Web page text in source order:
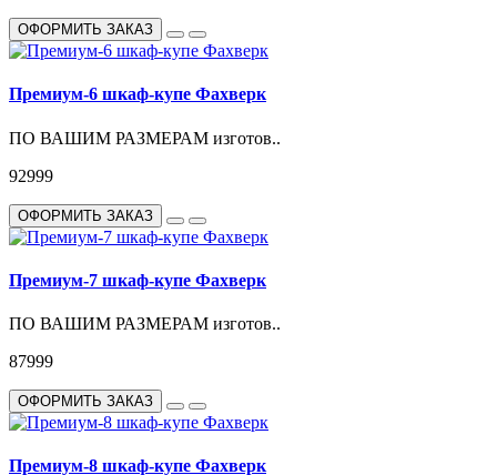
ОФОРМИТЬ ЗАКАЗ
Премиум-6 шкаф-купе Фахверк
ПО ВАШИМ РАЗМЕРАМ изготов..
92999
ОФОРМИТЬ ЗАКАЗ
Премиум-7 шкаф-купе Фахверк
ПО ВАШИМ РАЗМЕРАМ изготов..
87999
ОФОРМИТЬ ЗАКАЗ
Премиум-8 шкаф-купе Фахверк